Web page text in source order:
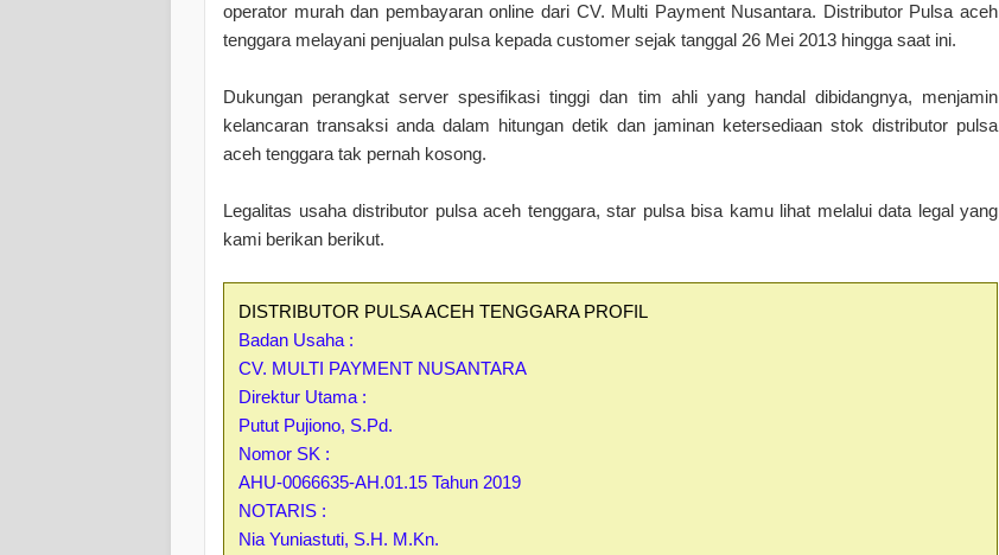
operator murah dan pembayaran online dari CV. Multi Payment Nusantara. Distributor Pulsa aceh
tenggara melayani penjualan pulsa kepada customer sejak tanggal 26 Mei 2013 hingga saat ini.
Dukungan perangkat server spesifikasi tinggi dan tim ahli yang handal dibidangnya, menjamin
kelancaran transaksi anda dalam hitungan detik dan jaminan ketersediaan stok distributor pulsa
aceh tenggara tak pernah kosong.
Legalitas usaha distributor pulsa aceh tenggara, star pulsa bisa kamu lihat melalui data legal yang
kami berikan berikut.
DISTRIBUTOR PULSA ACEH TENGGARA PROFIL
Badan Usaha :
CV. MULTI PAYMENT NUSANTARA
Direktur Utama :
Putut Pujiono, S.Pd.
Nomor SK :
AHU-0066635-AH.01.15 Tahun 2019
NOTARIS :
Nia Yuniastuti, S.H. M.Kn.